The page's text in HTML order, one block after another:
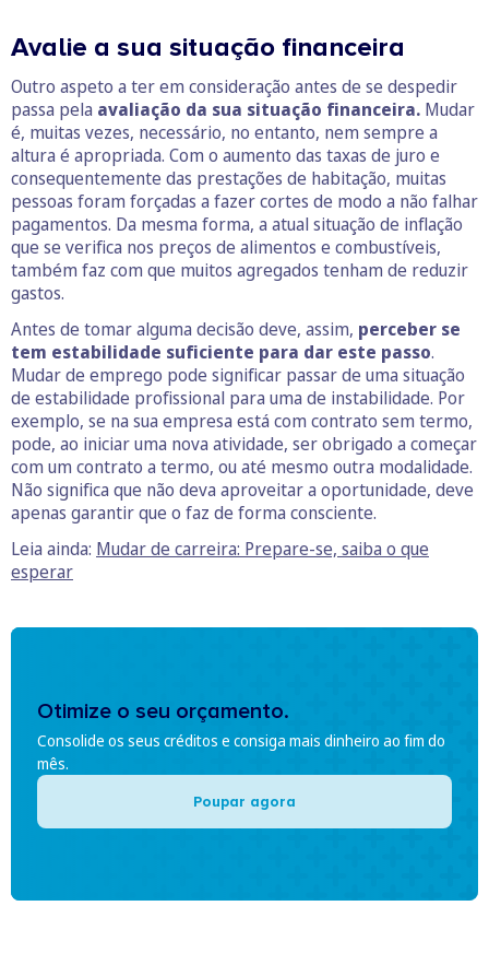
Avalie a sua situação financeira
Outro aspeto a ter em consideração antes de se despedir
passa pela avaliação da sua situação financeira. Mudar
é, muitas vezes, necessário, no entanto, nem sempre a
altura é apropriada. Com o aumento das taxas de juro e
consequentemente das prestações de habitação, muitas
pessoas foram forçadas a fazer cortes de modo a não falhar
pagamentos. Da mesma forma, a atual situação de inflação
que se verifica nos preços de alimentos e combustíveis,
também faz com que muitos agregados tenham de reduzir
gastos.
Antes de tomar alguma decisão deve, assim, perceber se
tem estabilidade suficiente para dar este passo.
Mudar de emprego pode significar passar de uma situação
de estabilidade profissional para uma de instabilidade. Por
exemplo, se na sua empresa está com contrato sem termo,
pode, ao iniciar uma nova atividade, ser obrigado a começar
com um contrato a termo, ou até mesmo outra modalidade.
Não significa que não deva aproveitar a oportunidade, deve
apenas garantir que o faz de forma consciente.
Leia ainda: Mudar de carreira: Prepare-se, saiba o que
esperar
Otimize o seu orçamento.
Consolide os seus créditos e consiga mais dinheiro ao fim do
mês.
Poupar agora